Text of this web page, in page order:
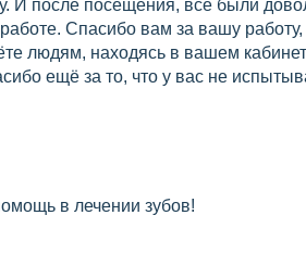
И после посещения, все были
Спасибо вам за вашу
людям, находясь в вашем
ещё за то, что у вас не
в лечении зубов!